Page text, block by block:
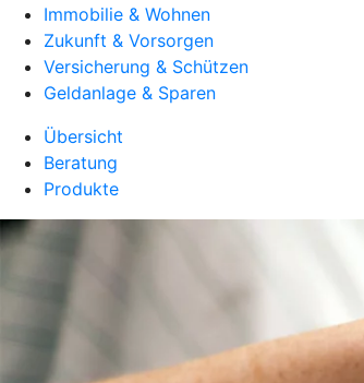
Immobilie & Wohnen
Zukunft & Vorsorgen
Versicherung & Schützen
Geldanlage & Sparen
Übersicht
Beratung
Produkte